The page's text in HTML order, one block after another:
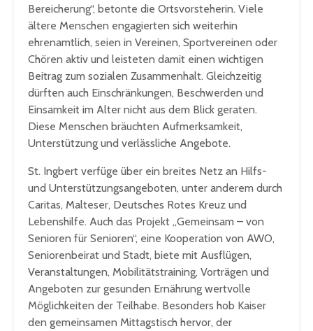
Bereicherung“, betonte die Ortsvorsteherin. Viele
ältere Menschen engagierten sich weiterhin
ehrenamtlich, seien in Vereinen, Sportvereinen oder
Chören aktiv und leisteten damit einen wichtigen
Beitrag zum sozialen Zusammenhalt. Gleichzeitig
dürften auch Einschränkungen, Beschwerden und
Einsamkeit im Alter nicht aus dem Blick geraten.
Diese Menschen bräuchten Aufmerksamkeit,
Unterstützung und verlässliche Angebote.
St. Ingbert verfüge über ein breites Netz an Hilfs-
und Unterstützungsangeboten, unter anderem durch
Caritas, Malteser, Deutsches Rotes Kreuz und
Lebenshilfe. Auch das Projekt „Gemeinsam – von
Senioren für Senioren“, eine Kooperation von AWO,
Seniorenbeirat und Stadt, biete mit Ausflügen,
Veranstaltungen, Mobilitätstraining, Vorträgen und
Angeboten zur gesunden Ernährung wertvolle
Möglichkeiten der Teilhabe. Besonders hob Kaiser
den gemeinsamen Mittagstisch hervor, der